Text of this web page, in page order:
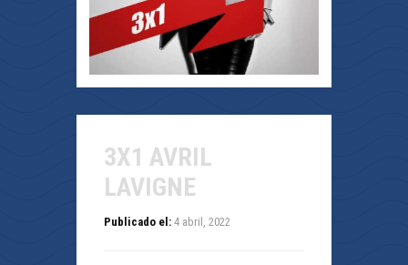
3X1 AVRIL
LAVIGNE
Publicado el: 4 abril, 2022